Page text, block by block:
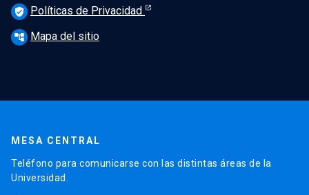
verified_user Políticas de Privacidad
account_tree Mapa del sitio
MESA CENTRAL
Teléfono para comunicarse con las distintas áreas de la
Universidad.